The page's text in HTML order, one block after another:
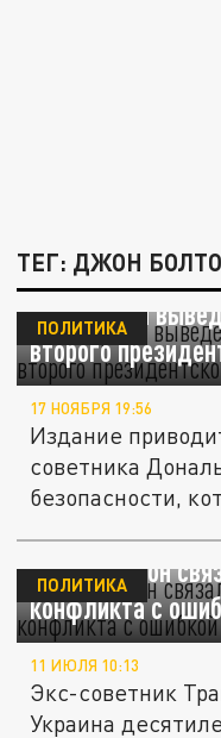
ТЕГ: ДЖОН
CNN: Трамп
второго
ПОЛИТИКА
17 НОЯБРЯ 19:56
Издание
советника
безопасности,
Джон Болтон
конфликта с
ПОЛИТИКА
11 ИЮЛЯ 10:13
Экс-советник
Украина